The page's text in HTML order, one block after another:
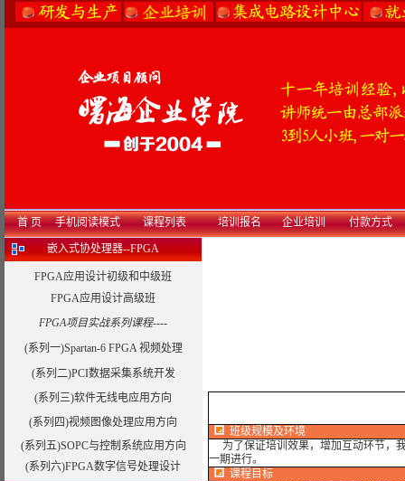
首 页 手机阅读模式 课程列表 培训报名 企业培训 付款方式
嵌入式协处理器--FPGA
FPGA应用设计初级和中级班
FPGA应用设计高级班
FPGA项目实战系列课程----
(系列一)Spartan-6 FPGA 视频处理
(系列二)PCI数据采集系统开发
(系列三)软件无线电应用方向
(系列四)视频图像处理应用方向
(系列五)SOPC与控制系统应用方向
(系列六)FPGA数字信号处理设计
班级规模及环境
为了保证培训效果，增加互动环节，
一期进行。
课程目标